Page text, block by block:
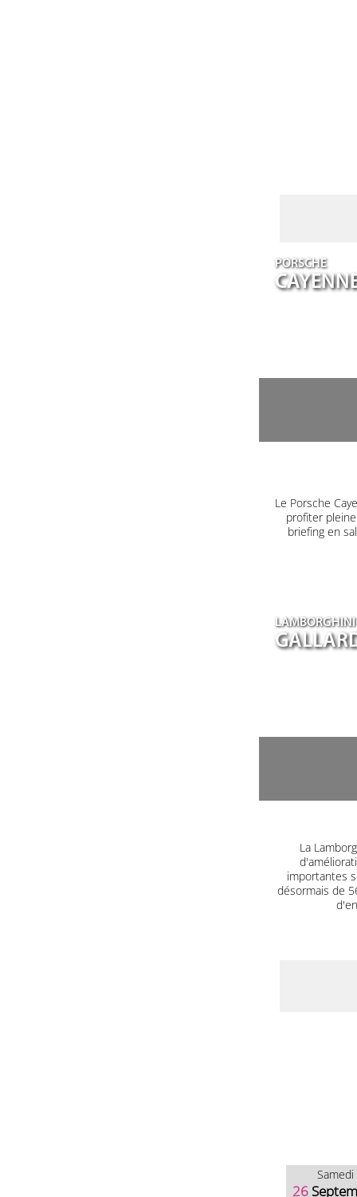
PORSCHE
Le Porsche
profiter
briefing en
LAMBORGHINI
La
importantes
désormais de
Samedi
26